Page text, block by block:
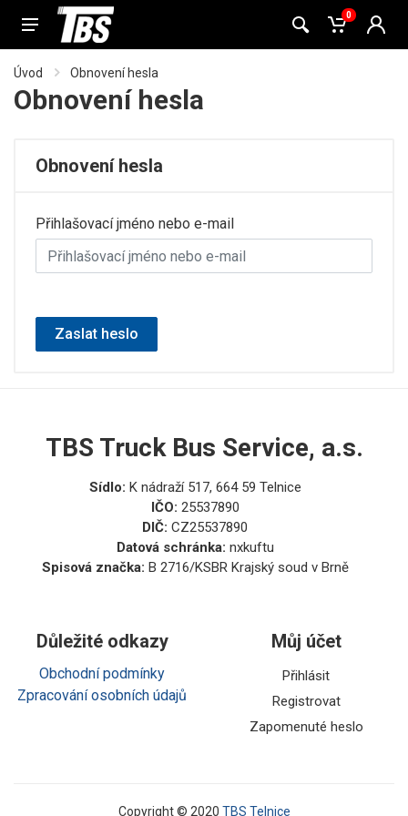
0
Úvod Obnovení hesla
Obnovení hesla
Obnovení hesla
Přihlašovací jméno nebo e-mail
Zaslat heslo
TBS Truck Bus Service, a.s.
Sídlo: K nádraží 517, 664 59 Telnice
IČO: 25537890
DIČ: CZ25537890
Datová schránka: nxkuftu
Spisová značka: B 2716/KSBR Krajský soud v Brně
Důležité odkazy
Obchodní podmínky
Zpracování osobních údajů
Můj účet
Přihlásit
Registrovat
Zapomenuté heslo
Copyright © 2020 TBS Telnice